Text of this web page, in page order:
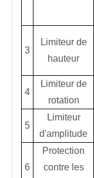
3
Limiteur de
hauteur
4
Limiteur de
rotation
5
Limiteur
d'amplitude
6
Protection
contre les